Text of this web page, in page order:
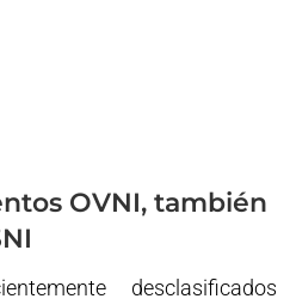
OVNI, también
desclasificados